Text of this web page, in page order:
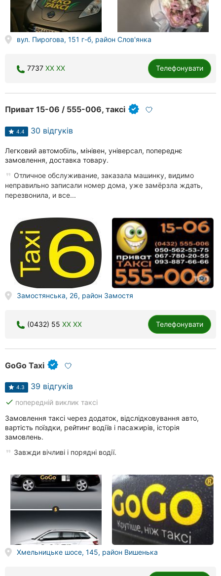
Житомир
Тернопіль
Харків
Запоріжжя
Львів
Кривий
Миколаїв
Херсон
Полтава
Черкаси
Чернівці
Суми
Івано-
Франківськ
Луцьк
Ужгород
вул. Пирогова, 151 г-б, район Слов'янка
7737 XX XX Телефонувати
Приват 15-06 / 555-006, таксі
4.4 30 відгуків
Легковий автомобіль, мінівен, універсал, попереднє
замовлення, доставка товару.
Отличное обслуживание, заказала машинку, видимо
неправильно записали номер дома, уже замёрзла ждать,
перезвонила, и все...
Замостянська, 26, район Замостя
(0432) 55 XX XX Телефонувати
GoGo Taxi
4.3 39 відгуків
done попередній виклик таксі
Замовлення таксі через додаток, відслідковування авто,
вартість поїздки, рейтинг водіїв і пасажирів, історія
замовлень.
Завжди вічливі і порядні водії.
Хмельницьке шосе, 145, район Вишенька